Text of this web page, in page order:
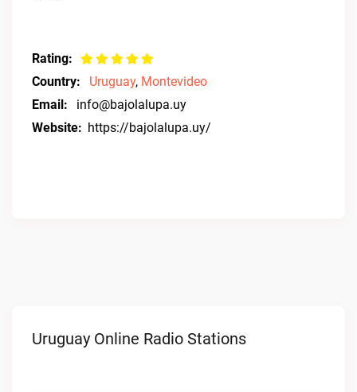
Rating:
Country:
Uruguay, Montevideo
Email:
info@bajolalupa.uy
Website: https://bajolalupa.uy/
Uruguay Online Radio Stations